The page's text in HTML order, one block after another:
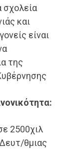
σχολεία
και
είναι
της
2500χιλ
θμιας